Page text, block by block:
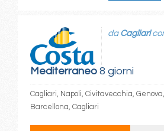
Mediterraneo8 giorni
da Cagliari
Cagliari, Napoli, Civitavecchia,
Barcellona, Cagliari